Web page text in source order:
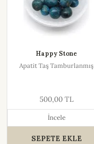
Happy Stone
Apatit Taş Tamburlanmış
500,00 TL
İncele
SEPETE EKLE